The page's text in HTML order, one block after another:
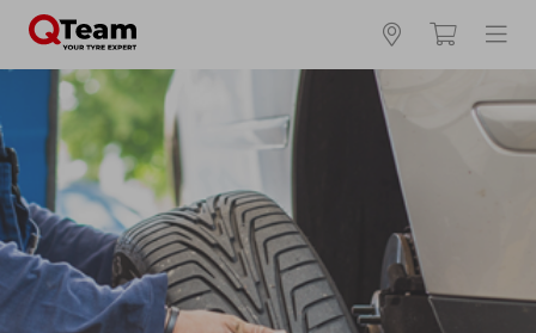
Kies en bestel uw banden online
Waar vind ik mijn bandenmaat?
Zomerbanden
4 seizoenen
Winterbanden
Breedte *